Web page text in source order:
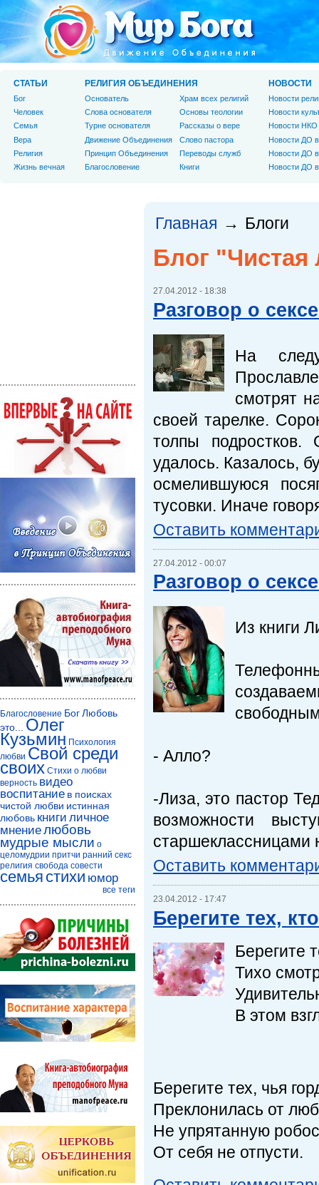
Главная → Блоги
Блог
27.04.2012 - 18:38
Разговор о
На
смотрят
своей тарелке.
толпы
удалось. Казалось,
осмелившуюся
тусовки. Иначе
Оставить
27.04.2012 - 00:07
Разговор о
Из книги
- Алло?
-Лиза, это пастор
возможности
старшеклассницами
Оставить
23.04.2012 - 17:47
Берегите тех,
Берегите
Тихо
В этом
Берегите тех, чья
Преклонилась от
Не упрятанную
От себя не отпусти.
СТАТЬИ
Бог
Человек
Cемья
Вера
Религия
Жизнь вечная
РЕЛИГИЯ ОБЪЕДИНЕНИЯ
Основатель
Слова основателя
Турне основателя
Движение Объединения
Принцип Объединения
Благословение
Храм всех религий
Основы теологии
Рассказы о вере
Слово пастора
Переводы служб
Книги
НОВОСТИ
Новости
Новости
Новости НКО
Новости ДО
Новости ДО
Новости ДО
Благословение БогЛюбовь
это...
Олег
Кузьмин Психология
любви Свой среди
своих Стихи о любви
верность видео
воспитание в поисках
чистой любви истинная
любовь книги личное
мнениелюбовь
мудрые мысли о
целомудрии притчи ранний секс
религия свобода совести
семья стихи юмор
все теги